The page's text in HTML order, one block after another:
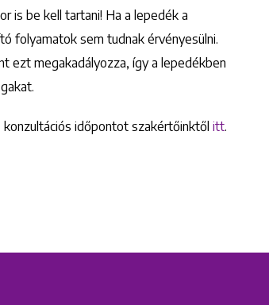
is be kell tartani! Ha a lepedék a
folyamatok sem tudnak érvényesülni.
ezt megakadályozza, így a lepedékben
konzultációs időpontot szakértőinktől itt.